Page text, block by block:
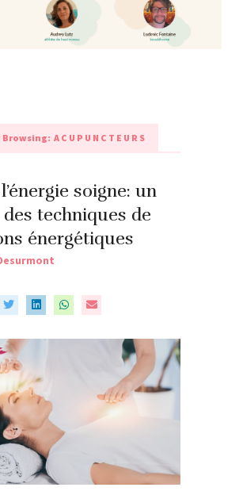
ACUPUNCTEURS
soigne: un
techniques de
énergétiques